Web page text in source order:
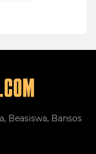
Beasiswa, Bansos